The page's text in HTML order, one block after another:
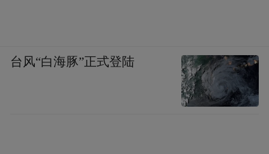
台风“白海豚”正式登陆